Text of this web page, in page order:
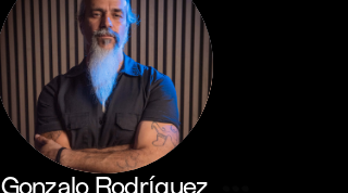
Gonzalo Rodríguez